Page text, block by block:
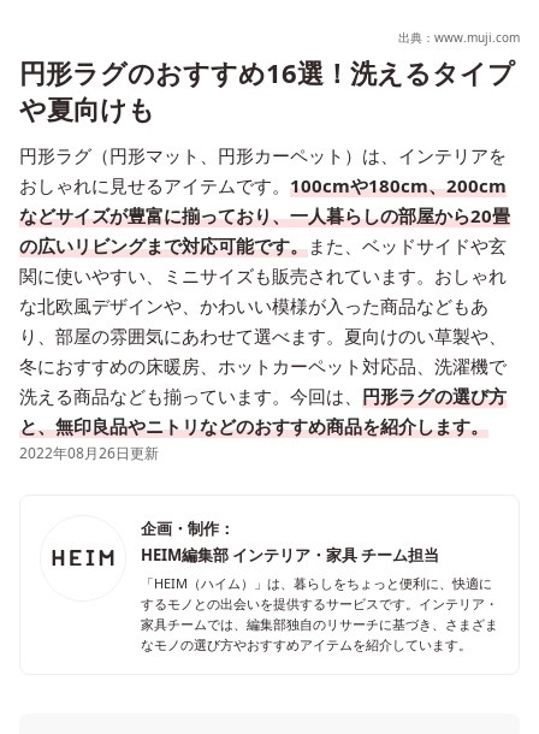
出典：www.muji.com
円形ラグのおすすめ16選！洗えるタイプ
や夏向けも
円形ラグ（円形マット、円形カーペット）は、インテリアを
おしゃれに見せるアイテムです。 100cmや180cm、200cm
などサイズが豊富に揃っており、一人暮らしの部屋から20畳
の広いリビングまで対応可能です。また、ベッドサイドや玄
関に使いやすい、ミニサイズも販売されています。おしゃれ
な北欧風デザインや、かわいい模様が入った商品などもあ
り、部屋の雰囲気にあわせて選べます。夏向けのい草製や、
冬におすすめの床暖房、ホットカーペット対応品、洗濯機で
洗える商品なども揃っています。今回は、 円形ラグの選び方
と、無印良品やニトリなどのおすすめ商品を紹介します。
2022年08月26日更新
企画・制作：
HEIM編集部 インテリア・家具 チーム担当
「HEIM（ハイム）」は、暮らしをちょっと便利に、快適に
するモノとの出会いを提供するサービスです。インテリア・
家具チームでは、編集部独自のリサーチに基づき、さまざま
なモノの選び方やおすすめアイテムを紹介しています。